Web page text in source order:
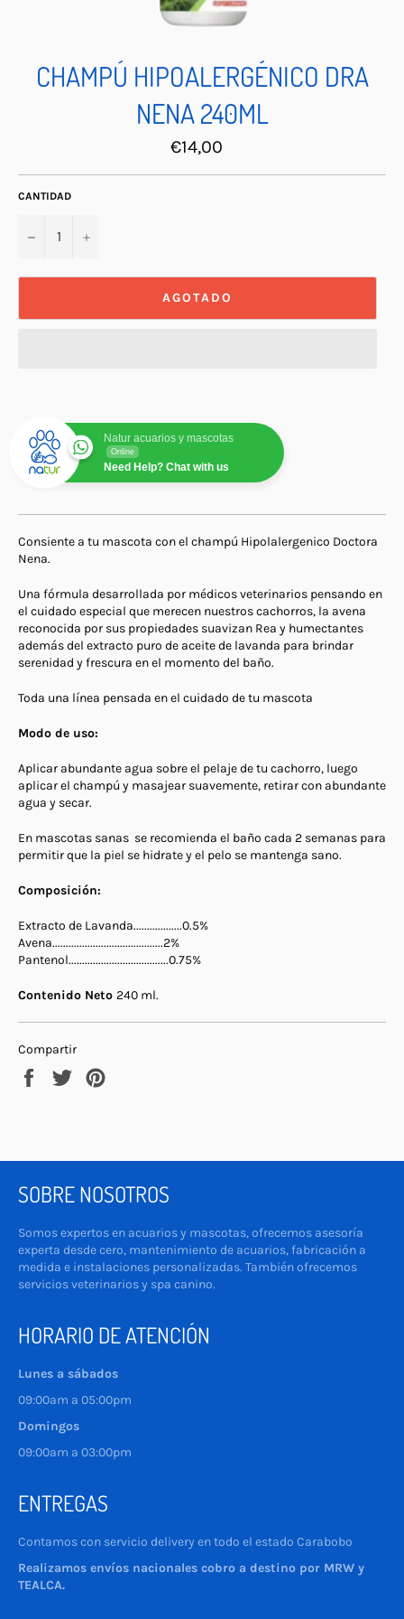
CHAMPÚ HIPOALERGÉNICO DRA
NENA 240ML
Precio
habitual
€14,00
CANTIDAD
− +
AGOTADO
Natur acuarios y mascotas
Online
Need Help? Chat with us
Consiente a tu mascota con el champú Hipolalergenico Doctora
Nena.
Una fórmula desarrollada por médicos veterinarios pensando en
el cuidado especial que merecen nuestros cachorros, la avena
reconocida por sus propiedades suavizan Rea y humectantes
además del extracto puro de aceite de lavanda para brindar
serenidad y frescura en el momento del baño.
Toda una línea pensada en el cuidado de tu mascota
Modo de uso:
Aplicar abundante agua sobre el pelaje de tu cachorro, luego
aplicar el champú y masajear suavemente, retirar con abundante
agua y secar.
En mascotas sanas se recomienda el baño cada 2 semanas para
permitir que la piel se hidrate y el pelo se mantenga sano.
Composición:
Extracto de Lavanda..................0.5%
Avena.........................................2%
Pantenol.....................................0.75%
Contenido Neto 240 ml.
Compartir
Compartir
Tuitear
SOBRE NOSOTROS
Somos expertos en acuarios y mascotas, ofrecemos asesoría
experta desde cero, mantenimiento de acuarios, fabricación a
medida e instalaciones personalizadas. También ofrecemos
servicios veterinarios y spa canino.
HORARIO DE ATENCIÓN
Lunes a sábados
09:00am a 05:00pm
Domingos
09:00am a 03:00pm
ENTREGAS
Contamos con servicio delivery en todo el estado Carabobo
Realizamos envíos nacionales cobro a destino por MRW y
TEALCA.